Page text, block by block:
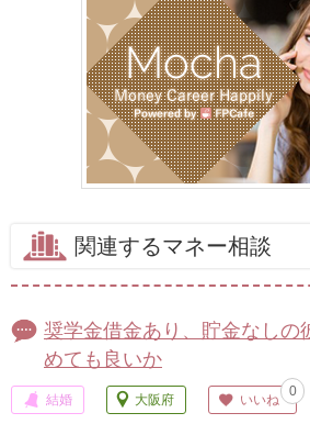
関連するマネー相談
奨学金借金あり、貯金なしの
めても良いか
結婚 大阪府 いいね
0